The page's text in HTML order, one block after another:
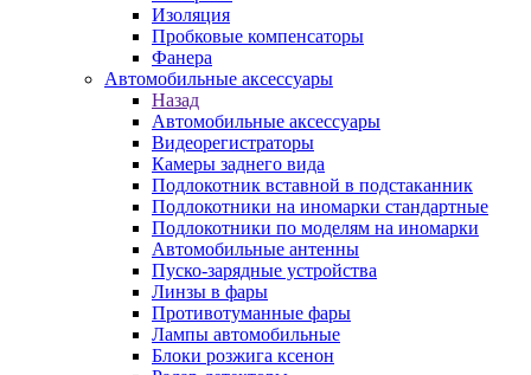
Изоляция
Пробковые компенсаторы
Фанера
Автомобильные аксессуары
Назад
Автомобильные аксессуары
Видеорегистраторы
Камеры заднего вида
Подлокотник вставной в подстаканник
Подлокотники на иномарки стандартные
Подлокотники по моделям на иномарки
Автомобильные антенны
Пуско-зарядные устройства
Линзы в фары
Противотуманные фары
Лампы автомобильные
Блоки розжига ксенон